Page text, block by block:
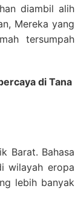
diambil alih
Mereka yang
tersumpah
di Tana
Barat. Bahasa
wilayah eropa
lebih banyak